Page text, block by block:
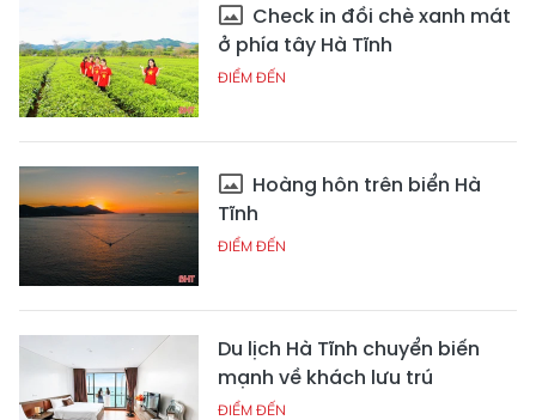
Check in đồi chè xanh mát
ở phía tây Hà Tĩnh
ĐIỂM ĐẾN
Hoàng hôn trên biển Hà
Tĩnh
ĐIỂM ĐẾN
Du lịch Hà Tĩnh chuyển biến
mạnh về khách lưu trú
ĐIỂM ĐẾN